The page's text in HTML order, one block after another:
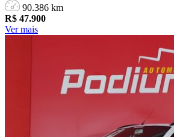
90.386 km
R$ 47.900
Ver mais